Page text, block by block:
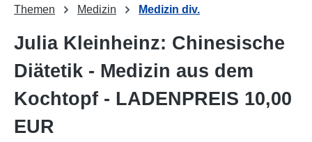
Themen Medizin Medizin div.
Julia Kleinheinz: Chinesische
Diätetik - Medizin aus dem
Kochtopf - LADENPREIS 10,00
EUR